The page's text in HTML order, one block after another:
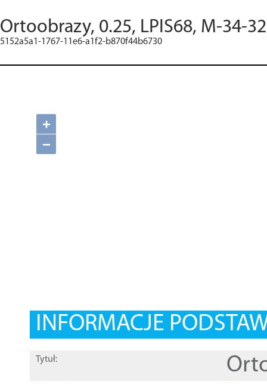
Ortoobrazy, 0.25, LPIS68, M-34-
5152a5a1-1767-11e6-a1f2-b870f44b6730
+
−
INFORMACJE
Tytuł: